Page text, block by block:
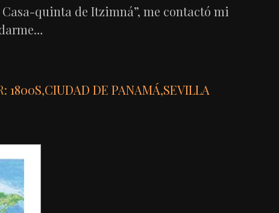
quinta de Itzimná”, me contactó mi
1800S,CIUDAD DE PANAMÁ,SEVILLA